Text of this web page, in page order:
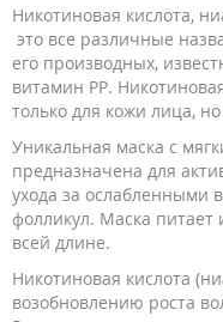
Никотиновая кислота,
это все различные
его производных,
витамин РР.
только для кожи лица,
Уникальная маска с
предназначена для
ухода за ослабленными
фолликул. Маска питает
всей длине.
Никотиновая кислота
возобновлению роста